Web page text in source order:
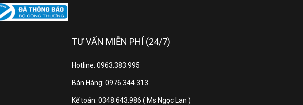
TƯ VẤN MIỄN PHÍ (24/7)
Hotline: 0963.383.995
Bán Hàng: 0976.344.313
Kế toán: 0348.643.986 ( Ms Ngọc Lan )